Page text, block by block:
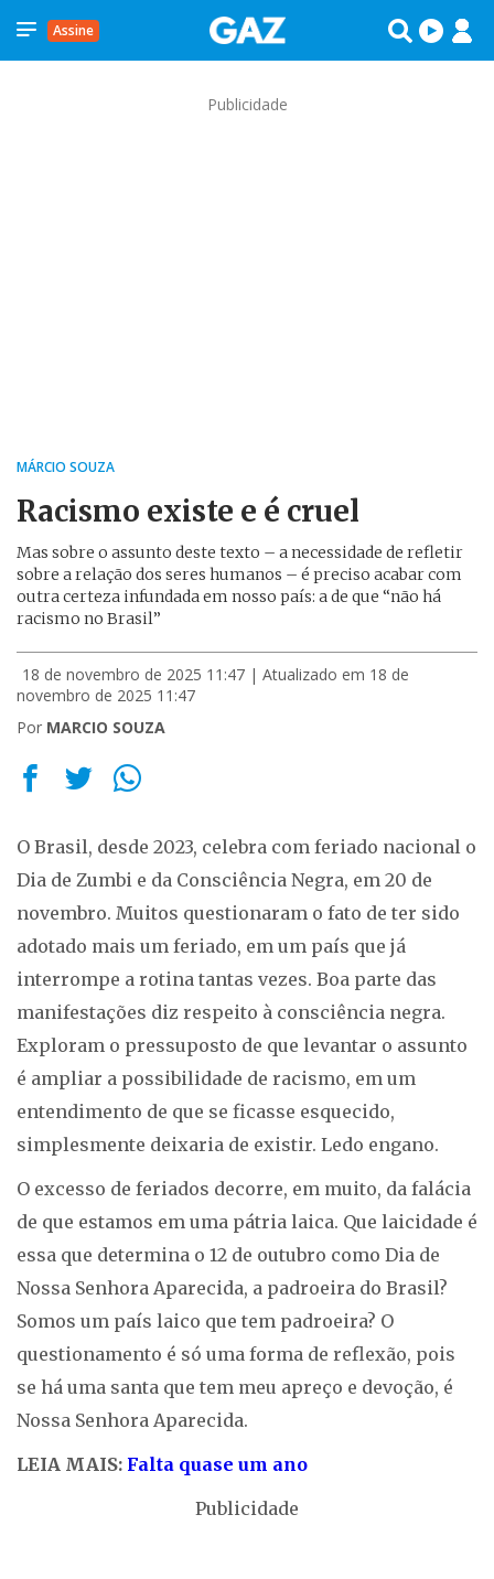
Assine
Publicidade
MÁRCIO SOUZA
Racismo existe e é cruel
Mas sobre o assunto deste texto – a necessidade de refletir
sobre a relação dos seres humanos – é preciso acabar com
outra certeza infundada em nosso país: a de que “não há
racismo no Brasil”
18 de novembro de 2025 11:47 | Atualizado em 18 de
novembro de 2025 11:47
Por MARCIO SOUZA
O Brasil, desde 2023, celebra com feriado nacional o
Dia de Zumbi e da Consciência Negra, em 20 de
novembro. Muitos questionaram o fato de ter sido
adotado mais um feriado, em um país que já
interrompe a rotina tantas vezes. Boa parte das
manifestações diz respeito à consciência negra.
Exploram o pressuposto de que levantar o assunto
é ampliar a possibilidade de racismo, em um
entendimento de que se ficasse esquecido,
simplesmente deixaria de existir. Ledo engano.
O excesso de feriados decorre, em muito, da falácia
de que estamos em uma pátria laica. Que laicidade é
essa que determina o 12 de outubro como Dia de
Nossa Senhora Aparecida, a padroeira do Brasil?
Somos um país laico que tem padroeira? O
questionamento é só uma forma de reflexão, pois
se há uma santa que tem meu apreço e devoção, é
Nossa Senhora Aparecida.
LEIA MAIS: Falta quase um ano
Publicidade